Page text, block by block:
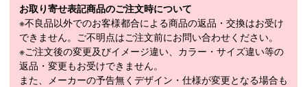
SPECIFICATION
モデル
RA0000622
LENGTH（cm）
133cm / 143cm / 150cm
133cm（114-84-106mm）、143cm（117-
お取り寄せ表記商品のご注文時について
※不良品以外でのお客様都合による商品の返品・交換はお受け
できません。ご不明点はご注文前にお問い合わせください。
※ご注文後の変更及びイメージ違い、カラー・サイズ違い等の
返品・変更もお受けできません。
また、メーカーの予告無くデザイン・仕様が変更となる場合も